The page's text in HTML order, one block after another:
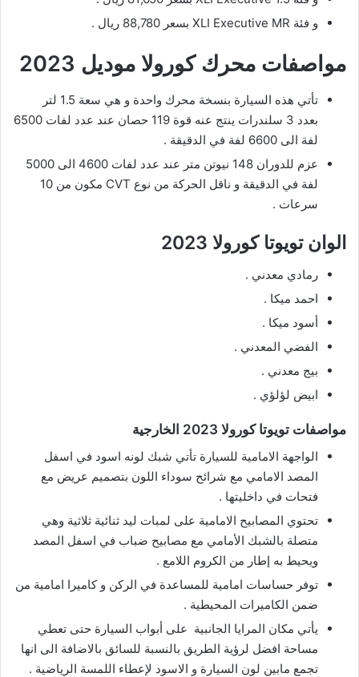
و فئة XLI Executive MR بسعر 88,780 ريال .
مواصفات محرك كورولا موديل 2023
تأتي هذه السيارة بنسخة محرك واحدة و هي سعة 1.5 لتر
بعدد 3 سلندرات ينتج عنه قوة 119 حصان عند عدد لفات 6500
لفة الى 6600 لفة في الدقيقة .
عزم للدوران 148 نيوتن متر عند عدد لفات 4600 الى 5000
لفة في الدقيقة و ناقل الحركة من نوع CVT مكون من 10
سرعات .
الوان تويوتا كورولا 2023
رمادي معدني .
احمد ميكا .
أسود ميكا .
الفضي المعدني .
بيج معدني .
ابيض لؤلؤي .
مواصفات تويوتا كورولا 2023 الخارجية
الواجهة الامامية للسيارة تأتي شبك لونه اسود في اسفل
المصد الامامي مع شرائح سوداء اللون بتصميم عريض مع
فتحات في داخليتها .
تحتوي المصابيح الامامية على لمبات ليد ثنائية ثلاثية وهي
متصلة بالشبك الأمامي مع مصابيح ضباب في اسفل المصد
ويحيط به إطار من الكروم اللامع .
توفر حساسات امامية للمساعدة في الركن و كاميرا امامية من
ضمن الكاميرات المحيطية .
يأتي مكان المرايا الجانبية على أبواب السيارة حتى تعطي
مساحة افضل لرؤية الطريق بالنسبة للسائق بالاضافة الى انها
تجمع مابين لون السيارة و الاسود لإعطاء اللمسة الرياضية .